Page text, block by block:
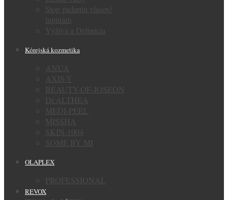
Stop padaniu vlasov/
lupinám
Výživa a Definícia
Kórejská kozmetika
ANUA
AXIS-Y
BEAUTY-OF-JOSEON
Dr.ALTHEA
MEDI-PEEL
MISSHA
SKIN-1004
SOME BY MI
OLAPLEX
PROFESSIONAL
REVOX